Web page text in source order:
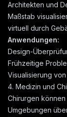
Architekten und
Maßstab
virtuell durch
Anwendungen:
Design-
Frühzeitige
Visualisierung
4. Medizin und
Chirurgen
Umgebungen